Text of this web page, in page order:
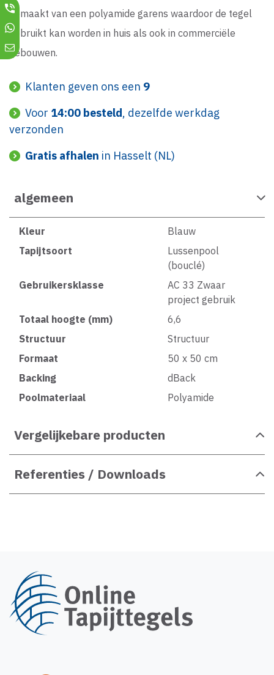
gemaakt van een polyamide garens waardoor de tegel
gebruikt kan worden in huis als ook in commerciële
gebouwen.
Klanten geven ons een 9
Voor 14:00 besteld, dezelfde werkdag
verzonden
Gratis afhalen in Hasselt (NL)
algemeen
Kleur
Blauw
Tapijtsoort
Lussenpool
(bouclé)
Gebruikersklasse
AC 33 Zwaar
project gebruik
Totaal hoogte (mm)
6,6
Structuur
Structuur
Formaat
50 x 50 cm
Backing
dBack
Poolmateriaal
Polyamide
Vergelijkebare producten
Referenties / Downloads